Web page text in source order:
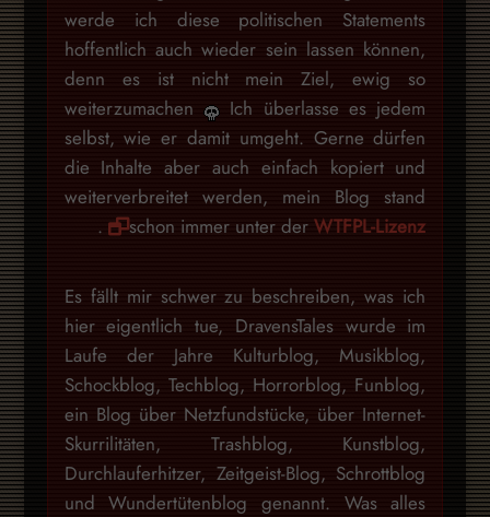
werde ich diese politischen Statements
hoffentlich auch wieder sein lassen können,
denn es ist nicht mein Ziel, ewig so
weiterzumachen
Ich überlasse es jedem
selbst, wie er damit umgeht. Gerne dürfen
die Inhalte aber auch einfach kopiert und
weiterverbreitet werden, mein Blog stand
schon immer unter derWTFPL-Lizenz
.
Es fällt mir schwer zu beschreiben, was ich
hier eigentlich tue, DravensTales wurde im
Laufe der Jahre Kulturblog, Musikblog,
Schockblog, Techblog, Horrorblog, Funblog,
ein Blog über Netzfundstücke, über Internet-
Skurrilitäten, Trashblog, Kunstblog,
Durchlauferhitzer, Zeitgeist-Blog, Schrottblog
und Wundertütenblog genannt. Was alles